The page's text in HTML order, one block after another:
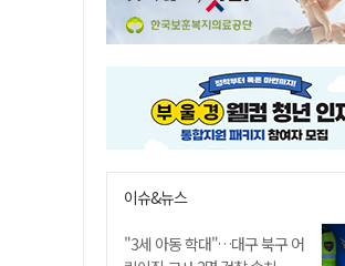
이슈&뉴스
"3세 아동 학대"…대구 북구 어